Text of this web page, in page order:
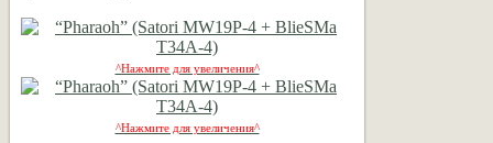
^Нажмите для увеличения^
^Нажмите для увеличения^